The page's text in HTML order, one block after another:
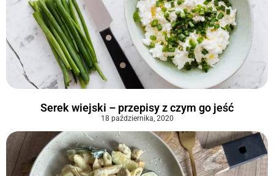
Serek wiejski – przepisy z czym go jeść
18 października, 2020